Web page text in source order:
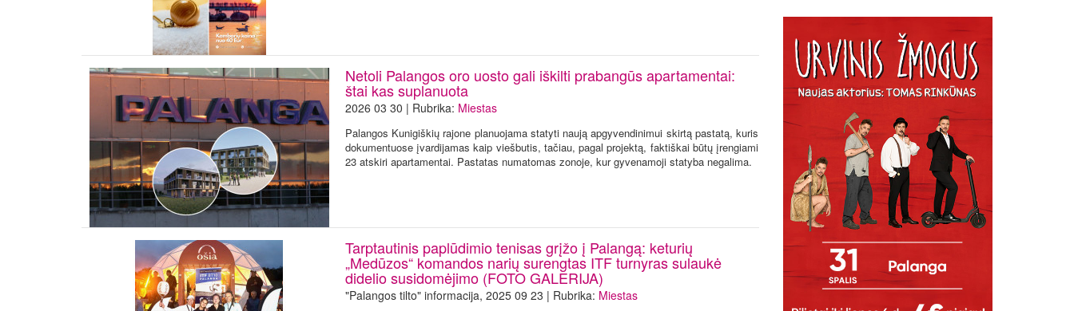
Netoli Palangos oro uosto gali iškilti prabangūs apartamentai:
štai kas suplanuota
2026 03 30 | Rubrika: Miestas
Palangos Kunigiškių rajone planuojama statyti naują apgyvendinimui skirtą pastatą, kuris
dokumentuose įvardijamas kaip viešbutis, tačiau, pagal projektą, faktiškai būtų įrengiami
23 atskiri apartamentai. Pastatas numatomas zonoje, kur gyvenamoji statyba negalima.
Tarptautinis paplūdimio tenisas grįžo į Palangą: keturių
„Medūzos“ komandos narių surengtas ITF turnyras sulaukė
didelio susidomėjimo (FOTO GALERIJA)
"Palangos tilto" informacija, 2025 09 23 | Rubrika: Miestas